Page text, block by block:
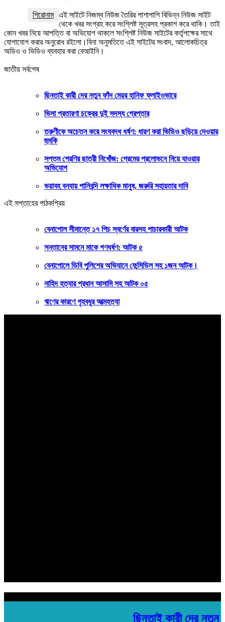
শিরোনাম এই সাইটে নিজম্ব নিউজ তৈরির পাশাপাশি বিভিন্ন নিউজ সাইট
থেকে খবর সংগ্রহ করে সংশ্লিষ্ট সূত্রসহ প্রকাশ করে থাকি। তাই
কোন খবর নিয়ে আপত্তি বা অভিযোগ থাকলে সংশ্লিষ্ট নিউজ সাইটের কর্তৃপক্ষের সাথে
যোগাযোগ করার অনুরোধ রইলো।বিনা অনুমতিতে এই সাইটের সংবাদ, আলোকচিত্র
অডিও ও ভিডিও ব্যবহার করা বেআইনি।
জাতীয় সর্বশেষ
ছিনতাই কারী দের নতুন ফাঁদ মেয়র হানিফ ফ্লাইওভারে
ভিসা প্রতারণা চক্রের দুই সদস্য গ্রেপ্তার
তরুণীকে অচেতন করে সংঘবদ্ধ ধর্ষণ: ধারণ করা ভিডিও ছড়িয়ে দেওয়ার
হুমকি
সপ্তম শ্রেণির ছাত্রী নিখোঁজ: প্রেমের প্রলোভনে নিয়ে যাওয়ার
অভিযোগ
ভয়াবহ বন্যায় পানিবন্দি লক্ষাধিক মানুষ, জরুরি সহায়তার দাবি
এই সপ্তাহের পাঠকপ্রিয়
বেনাপোল সীমান্তে ১৭ পিচ স্বর্ণের বারসহ পাচারকারী আটক
সন্তানের সামনে মাকে গণধর্ষণ: আটক ৫
বেনাপোলে ডিবি পুলিশের অভিযানে ফেন্সিডিল সহ ১জন আটক।
নাহিদ হত্যার প্রধান আসামি সহ আটক ০৫
ঋণের কারণে গৃহবধূর আত্মহত্যা
ছিনতাই কারী দের নতুন